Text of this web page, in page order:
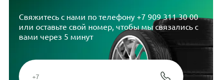
Свяжитесь с нами по телефону +7 909 311 30 00
или оставьте свой номер, чтобы мы связались с
вами через 5 минут